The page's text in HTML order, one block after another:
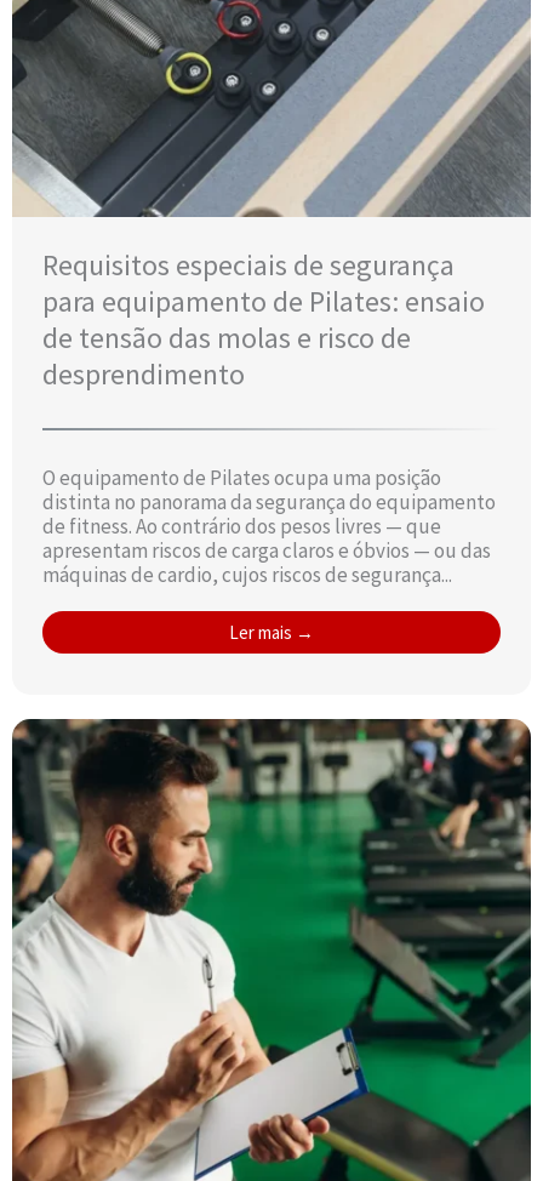
Requisitos especiais de segurança
para equipamento de Pilates: ensaio
de tensão das molas e risco de
desprendimento
O equipamento de Pilates ocupa uma posição
distinta no panorama da segurança do equipamento
de fitness. Ao contrário dos pesos livres — que
apresentam riscos de carga claros e óbvios — ou das
máquinas de cardio, cujos riscos de segurança...
Ler mais →